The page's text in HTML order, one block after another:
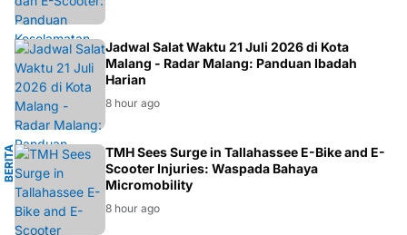
IBADAH
Jadwal Salat Waktu 21 Juli 2026 di Kota
Malang - Radar Malang: Panduan Ibadah
Harian
8 hour ago
B
E
R
I
T
A
L
O
K
AL
TMH Sees Surge in Tallahassee E-Bike and E-
Scooter Injuries: Waspada Bahaya
Micromobility
8 hour ago